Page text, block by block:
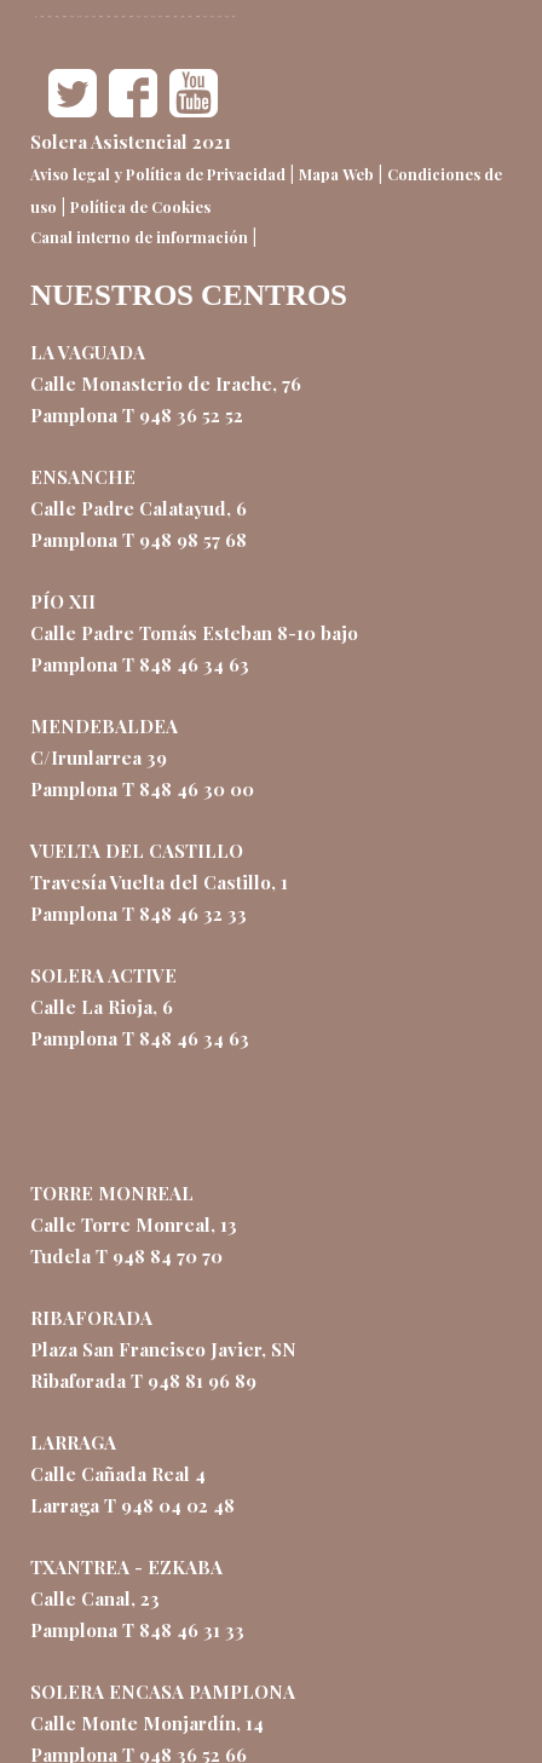
Solera Asistencial 2021
Aviso legal y Política de Privacidad | Mapa Web | Condiciones de
uso | Política de Cookies
Canal interno de información |
NUESTROS CENTROS
LA VAGUADA
Calle Monasterio de Irache, 76
Pamplona T 948 36 52 52
ENSANCHE
Calle Padre Calatayud, 6
Pamplona T 948 98 57 68
PÍO XII
Calle Padre Tomás Esteban 8-10 bajo
Pamplona T 848 46 34 63
MENDEBALDEA
C/Irunlarrea 39
Pamplona T 848 46 30 00
VUELTA DEL CASTILLO
Travesía Vuelta del Castillo, 1
Pamplona T 848 46 32 33
SOLERA ACTIVE
Calle La Rioja, 6
Pamplona T 848 46 34 63
TORRE MONREAL
Calle Torre Monreal, 13
Tudela T 948 84 70 70
RIBAFORADA
Plaza San Francisco Javier, SN
Ribaforada T 948 81 96 89
LARRAGA
Calle Cañada Real 4
Larraga T 948 04 02 48
TXANTREA - EZKABA
Calle Canal, 23
Pamplona T 848 46 31 33
SOLERA ENCASA PAMPLONA
Calle Monte Monjardín, 14
Pamplona T 948 36 52 66